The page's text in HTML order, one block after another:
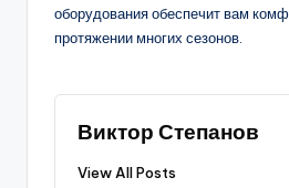
оборудования обеспечит вам
протяжении многих сезонов.
Виктор Степанов
View All Posts